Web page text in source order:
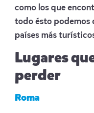
como los que
todo ésto podemos
países más
Lugares
perder
Roma